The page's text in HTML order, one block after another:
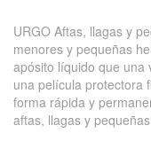
URGO Aftas, llagas y
menores y pequeñas
apósito líquido que una
una película protectora
forma rápida y
aftas, llagas y